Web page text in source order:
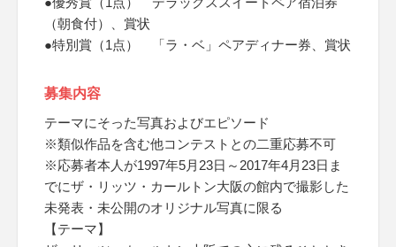
（朝食付）、賞状
●特別賞（1点） 「ラ・ベ」ペアディナー券、賞状
募集内容
テーマにそった写真およびエピソード
※類似作品を含む他コンテストとの二重応募不可
※応募者本人が1997年5月23日～2017年4月23日ま
でにザ・リッツ・カールトン大阪の館内で撮影した
未発表・未公開のオリジナル写真に限る
【テーマ】